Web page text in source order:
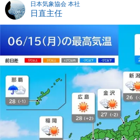
日本気象協会 本社
日直主任